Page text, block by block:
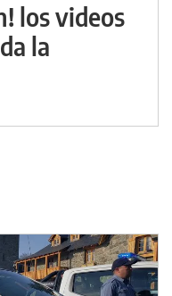
los videos
la